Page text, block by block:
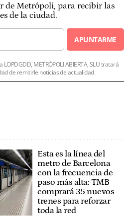
de Metrópoli, para recibir las
de la ciudad.
APUNTARME
METRÓPOLI ABIERTA, SLU tratará
de remitirle noticias de actualidad.
Esta es la línea del
metro de Barcelona
con la frecuencia de
paso más alta: TMB
comprará 35 nuevos
trenes para reforzar
toda la red